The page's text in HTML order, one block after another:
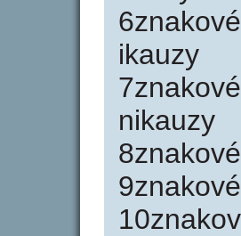
ikauzy
nikauzy